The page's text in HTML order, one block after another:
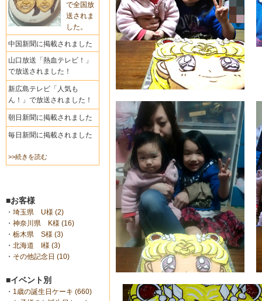
で全国放
送されま
した。
中国新聞に掲載されました
山口放送「熱血テレビ！」
で放送されました！
新広島テレビ「人気も
ん！」で放送されました！
朝日新聞に掲載されました
毎日新聞に掲載されました
>>続きを読む
■お客様
・ 埼玉県 U様 (2)
・ 神奈川県 K様 (16)
・ 栃木県 S様 (3)
・ 北海道 I様 (3)
・ その他記念日 (10)
■イベント別
・ 1歳の誕生日ケーキ (660)